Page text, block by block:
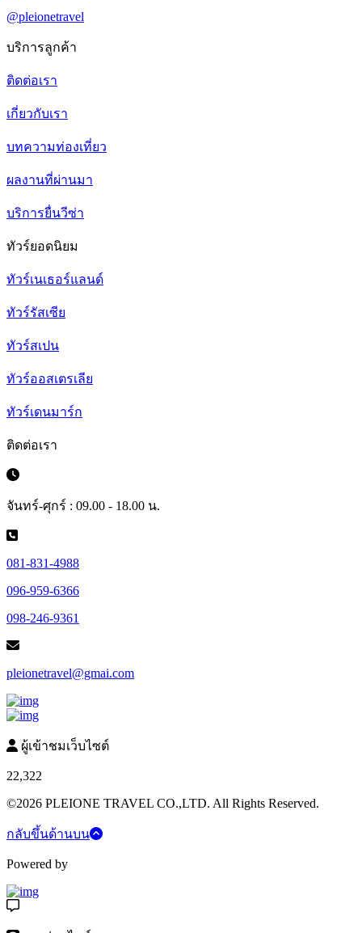
@pleionetravel
บริการลูกค้า
ติดต่อเรา
เกี่ยวกับเรา
บทความท่องเที่ยว
ผลงานที่ผ่านมา
บริการยื่นวีซ่า
ทัวร์ยอดนิยม
ทัวร์เนเธอร์แลนด์
ทัวร์รัสเซีย
ทัวร์สเปน
ทัวร์ออสเตรเลีย
ทัวร์เดนมาร์ก
ติดต่อเรา
จันทร์-ศุกร์ : 09.00 - 18.00 น.
081-831-4988
096-959-6366
098-246-9361
pleionetravel@gmai.com
ผู้เข้าชมเว็บไซต์
22,322
©2026 PLEIONE TRAVEL CO.,LTD. All Rights Reserved.
กลับขึ้นด้านบน
Powered by